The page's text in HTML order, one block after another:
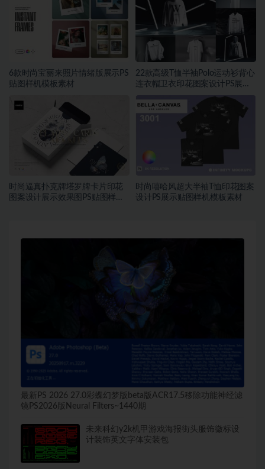
6款时尚宝丽来照片情绪版展示PS
贴图样机模板素材
22款高级T恤半袖Polo运动衫背心
连衣帽卫衣印花图案设计PS展示
时尚逼真扑克牌塔罗牌卡片印花
图案设计展示效果图PS贴图样机
时尚嘻哈风超大半袖T恤印花图案
设计PS展示贴图样机模板素材
最新PS 2026 27.0彩蝶幻梦版beta版ACR17.5移除功能神经滤
镜PS2026版Neural Filters~1440期
未来科幻y2k机甲游戏海报街头服饰徽标设
计装饰英文字体安装包